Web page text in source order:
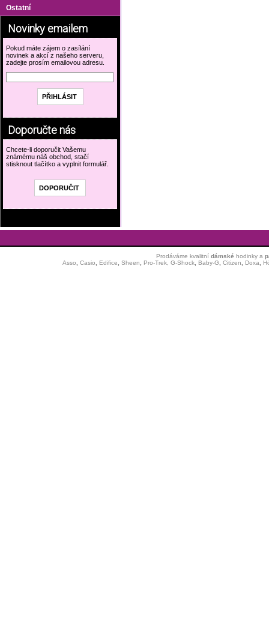
Ostatní
Novinky emailem
Pokud máte zájem o zasílání
novinek a akcí z našeho serveru,
zadejte prosím emailovou adresu.
Doporučte nás
Chcete-li doporučit Vašemu
známému náš obchod, stačí
stisknout tlačítko a vyplnit formulář.
Prodáváme kvalitní dámské hodinkya
Asso
Casio Edifice Sheen Pro-Trek, G-Shock, Baby-G Citizen Doxa